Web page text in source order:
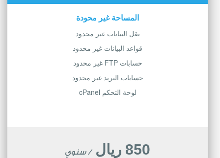
المساحة غير محودة
نقل البيانات غير محدود
قواعد البيانات غير محدود
حسابات FTP غير محدود
حسابات البريد غير محدود
لوحة التحكم cPanel
850 ريال / سنوي